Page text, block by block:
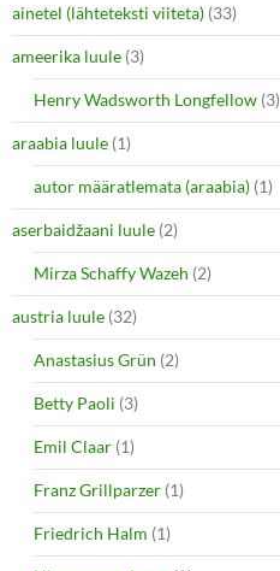
t
t
e
r
(
O
p
e
n
n
n
w
w
i
n
d
o
)
e
b
o
o
k
(
O
p
e
n
i
n
n
e
w
w
i
n
d
w
)
ainetel (lähteteksti viiteta) (33)
ameerika luule (3)
Henry Wadsworth Longfellow (3)
araabia luule (1)
autor määratlemata (araabia) (1)
aserbaidžaani luule (2)
Mirza Schaffy Wazeh (2)
austria luule (32)
Anastasius Grün (2)
Betty Paoli (3)
Emil Claar (1)
Franz Grillparzer (1)
Friedrich Halm (1)